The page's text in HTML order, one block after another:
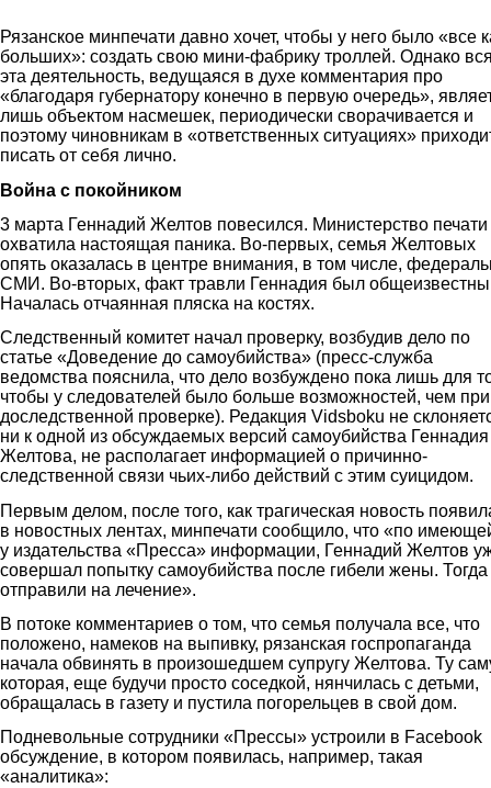
Рязанское минпечати давно хочет, чтобы у него было «все
больших»: создать свою мини-фабрику троллей. Однако
эта деятельность, ведущаяся в духе комментария про
«благодаря губернатору конечно в первую очередь»,
лишь объектом насмешек, периодически сворачивается и
поэтому чиновникам в «ответственных ситуациях»
писать от себя лично.
Война с покойником
3 марта Геннадий Желтов повесился. Министерство печати
охватила настоящая паника. Во-первых, семья Желтовых
опять оказалась в центре внимания, в том числе,
СМИ. Во-вторых, факт травли Геннадия был
Началась отчаянная пляска на костях.
Следственный комитет начал проверку, возбудив дело по
статье «Доведение до самоубийства» (пресс-служба
ведомства пояснила, что дело возбуждено пока лишь для
чтобы у следователей было больше возможностей, чем при
доследственной проверке). Редакция Vidsboku не
ни к одной из обсуждаемых версий самоубийства Геннадия
Желтова, не располагает информацией о причинно-
следственной связи чьих-либо действий с этим суицидом.
Первым делом, после того, как трагическая новость
в новостных лентах, минпечати сообщило, что «по
у издательства «Пресса» информации, Геннадий Желтов
совершал попытку самоубийства после гибели жены. Тогда
отправили на лечение».
В потоке комментариев о том, что семья получала все, что
положено, намеков на выпивку, рязанская госпропаганда
начала обвинять в произошедшем супругу Желтова. Ту
которая, еще будучи просто соседкой, нянчилась с детьми,
обращалась в газету и пустила погорельцев в свой дом.
Подневольные сотрудники «Прессы» устроили в Facebook
обсуждение, в котором появилась, например, такая
«аналитика»: